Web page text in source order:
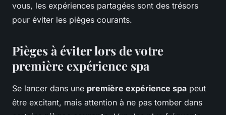
vous, les expériences partagées sont des trésors
pour éviter les pièges courants.
Pièges à éviter lors de votre
première expérience spa
Se lancer dans une première expérience spa peut
être excitant, mais attention à ne pas tomber dans